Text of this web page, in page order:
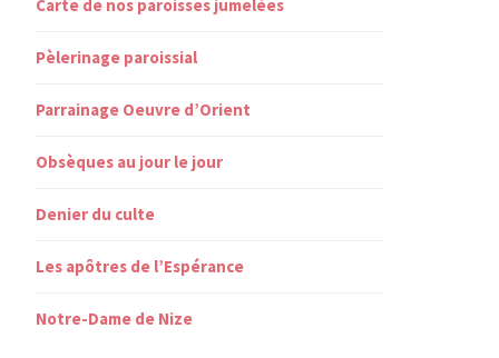
Carte de nos paroisses jumelées
Pèlerinage paroissial
Parrainage Oeuvre d’Orient
Obsèques au jour le jour
Denier du culte
Les apôtres de l’Espérance
Notre-Dame de Nize